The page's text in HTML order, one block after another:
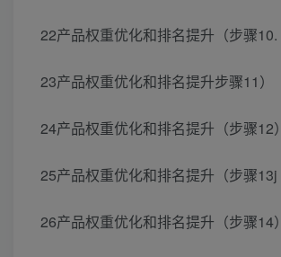
22产品权重优化和排名提升（步骤10.
23产品权重优化和排名提升步骤11）
24产品权重优化和排名提升（步骤12）
25产品权重优化和排名提升（步骤13j
26产品权重优化和排名提升（步骤14）